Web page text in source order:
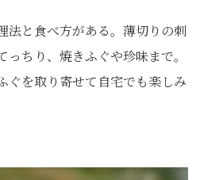
法と食べ方がある。薄切りの刺
ちり、焼きふぐや珍味まで。
ぐを取り寄せて自宅でも楽しみ